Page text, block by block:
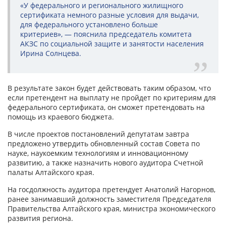
«У федерального и регионального жилищного
сертификата немного разные условия для выдачи,
для федерального установлено больше
критериев», — пояснила председатель комитета
АКЗС по социальной защите и занятости населения
Ирина Солнцева.
В результате закон будет действовать таким образом, что
если претендент на выплату не пройдет по критериям для
федерального сертификата, он сможет претендовать на
помощь из краевого бюджета.
В числе проектов постановлений депутатам завтра
предложено утвердить обновленный состав Совета по
науке, наукоемким технологиям и инновационному
развитию, а также назначить нового аудитора Счетной
палаты Алтайского края.
На госдолжность аудитора претендует Анатолий Нагорнов,
ранее занимавший должность заместителя Председателя
Правительства Алтайского края, министра экономического
развития региона.